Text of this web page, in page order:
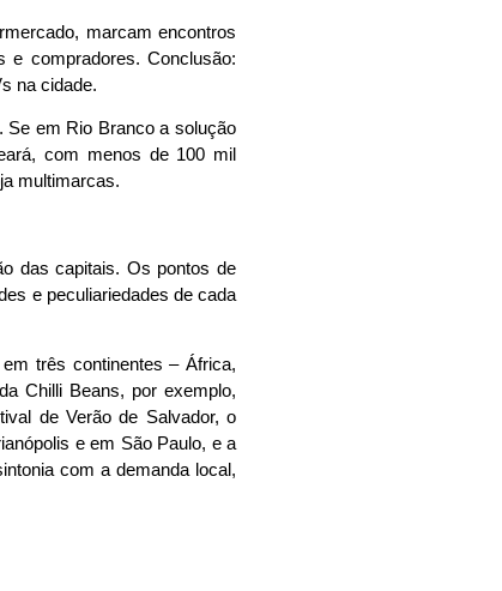
marcam encontros
compradores. Conclusão:
na cidade.
Se em Rio Branco a solução
com menos de 100 mil
multimarcas.
das capitais. Os pontos de
e peculiariedades de cada
três continentes – África,
Chilli Beans, por exemplo,
de Verão de Salvador, o
e em São Paulo, e a
com a demanda local,